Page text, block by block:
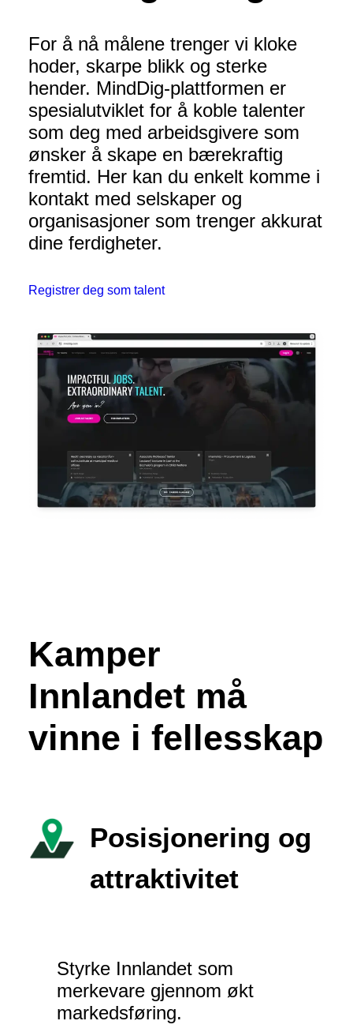
For å nå målene trenger vi kloke
hoder, skarpe blikk og sterke
hender. MindDig-plattformen er
spesialutviklet for å koble talenter
som deg med arbeidsgivere som
ønsker å skape en bærekraftig
fremtid. Her kan du enkelt komme i
kontakt med selskaper og
organisasjoner som trenger akkurat
dine ferdigheter.
Registrer deg som talent
Kamper
Innlandet må
vinne i fellesskap
Posisjonering og
attraktivitet
Styrke Innlandet som
merkevare gjennom økt
markedsføring.